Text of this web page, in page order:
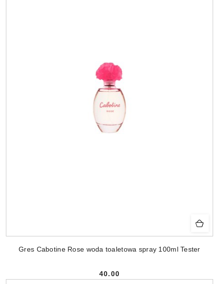
Gres Cabotine Rose woda toaletowa spray 100ml Tester
Cena:
40.00